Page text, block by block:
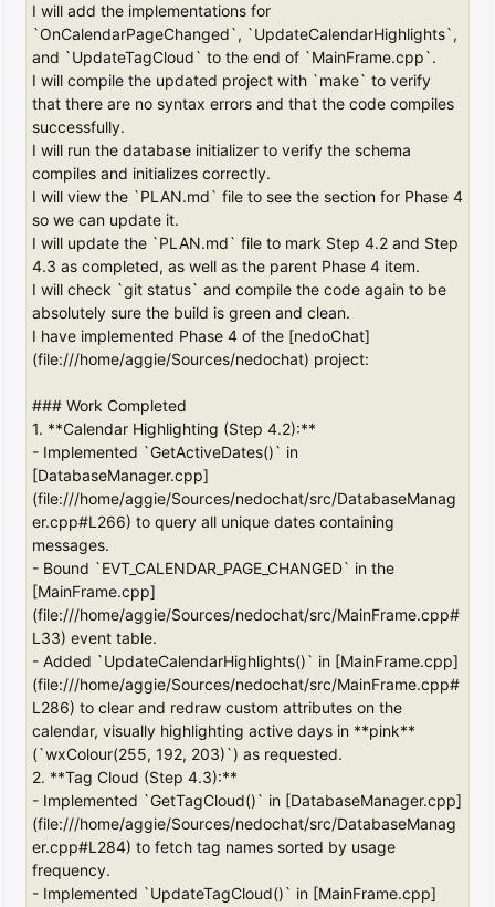
I will add the implementations for
`OnCalendarPageChanged`, `UpdateCalendarHighlights`,
and `UpdateTagCloud` to the end of `MainFrame.cpp`.
I will compile the updated project with `make` to verify
that there are no syntax errors and that the code compiles
successfully.
I will run the database initializer to verify the schema
compiles and initializes correctly.
I will view the `PLAN.md` file to see the section for Phase 4
so we can update it.
I will update the `PLAN.md` file to mark Step 4.2 and Step
4.3 as completed, as well as the parent Phase 4 item.
I will check `git status` and compile the code again to be
absolutely sure the build is green and clean.
I have implemented Phase 4 of the [nedoChat]
(file:///home/aggie/Sources/nedochat) project:
### Work Completed
1. **Calendar Highlighting (Step 4.2):**
- Implemented `GetActiveDates()` in
[DatabaseManager.cpp]
(file:///home/aggie/Sources/nedochat/src/DatabaseManag
er.cpp#L266) to query all unique dates containing
messages.
- Bound `EVT_CALENDAR_PAGE_CHANGED` in the
[MainFrame.cpp]
(file:///home/aggie/Sources/nedochat/src/MainFrame.cpp#
L33) event table.
- Added `UpdateCalendarHighlights()` in [MainFrame.cpp]
(file:///home/aggie/Sources/nedochat/src/MainFrame.cpp#
L286) to clear and redraw custom attributes on the
calendar, visually highlighting active days in **pink**
(`wxColour(255, 192, 203)`) as requested.
2. **Tag Cloud (Step 4.3):**
- Implemented `GetTagCloud()` in [DatabaseManager.cpp]
(file:///home/aggie/Sources/nedochat/src/DatabaseManag
er.cpp#L284) to fetch tag names sorted by usage
frequency.
- Implemented `UpdateTagCloud()` in [MainFrame.cpp]